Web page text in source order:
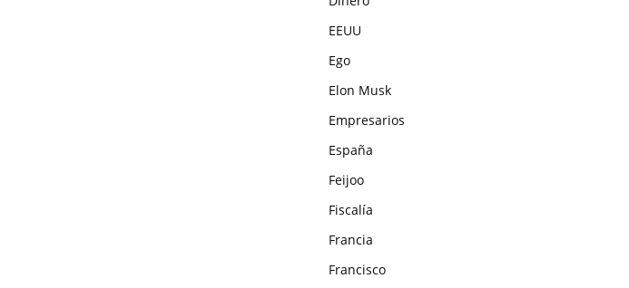
EEUU
Ego
Elon Musk
Empresarios
España
Feijoo
Fiscalía
Francia
Francisco